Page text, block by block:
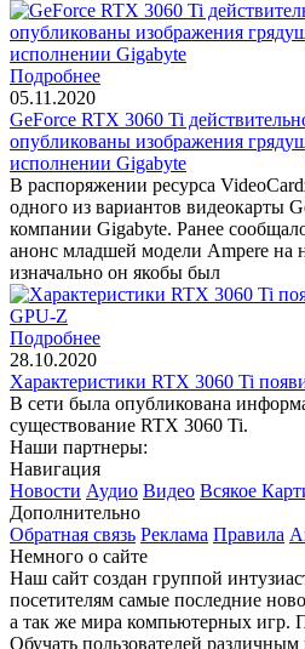
Подробнее
05.11.2020
GeForce RTX 3060 Ti
опубликованы изображения
исполнении Gigabyte
В распоряжении ресурса
одного из вариантов видеокарты
компании Gigabyte. Ранее
анонс младшей модели Ampere на
изначально он якобы был
Подробнее
28.10.2020
Характеристики RTX 3060 Ti
В сети была опубликована
существование RTX 3060 Ti.
Наши партнеры:
Навигация
Новости Аудио Видео Всякое
Дополнительно
Обратная связь Реклама Правила
Немного о сайте
Наш сайт создан группой
посетителям самые последние
а так же мира компьютерных игр.
Обучать пользователей